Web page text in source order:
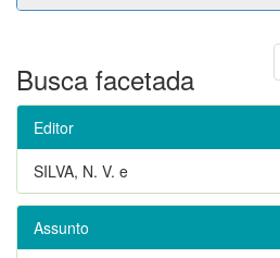
Busca facetada
Editor
SILVA, N. V. e
Assunto